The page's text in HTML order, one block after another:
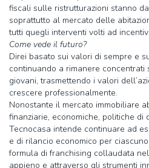
fiscali sulle ristrutturazioni stanno
soprattutto al mercato delle
tutti quegli interventi volti ad
Come vede il futuro?
Direi basato sui valori di sempre e
continuando a rimanere concentrati
giovani, trasmettendo i valori
crescere professionalmente.
Nonostante il mercato immobiliare
finanziarie, economiche, politiche di
Tecnocasa intende continuare ad
e di rilancio economico per
formula di franchising collaudata
appieno e attraverso gli strumenti